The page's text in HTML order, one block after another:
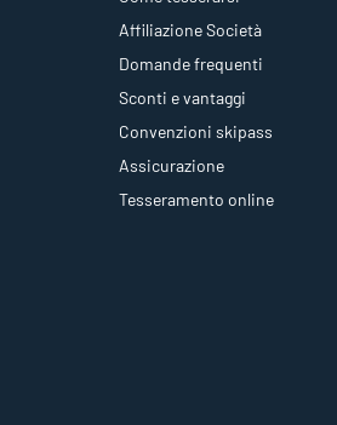
Affiliazione Società
Domande frequenti
Sconti e vantaggi
Convenzioni skipass
Assicurazione
Tesseramento online